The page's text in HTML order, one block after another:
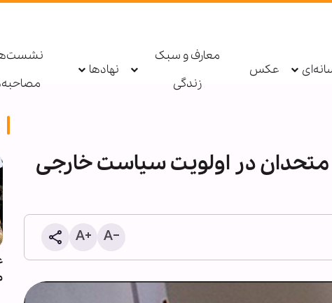
عکس
معارف و سبک
زندگی
نهادها
در اولویت سیاست خارجی
عکس خبری | برگزاری مجلس عزای
اربعین حسینی در حسینیه آیت‌الله
میرزا جواد تبریزی دمشق